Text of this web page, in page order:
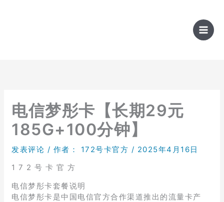
电信梦彤卡【长期29元
185G+100分钟】
发表评论 / 作者： 172号卡官方 / 2025年4月16日
1 7 2 号 卡 官 方
电信梦彤卡套餐说明
电信梦彤卡是中国电信官方合作渠道推出的流量卡产